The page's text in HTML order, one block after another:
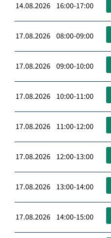
14.08.2026 16:00-17:00
17.08.2026 08:00-09:00
17.08.2026 09:00-10:00
17.08.2026 10:00-11:00
17.08.2026 11:00-12:00
17.08.2026 12:00-13:00
17.08.2026 13:00-14:00
17.08.2026 14:00-15:00